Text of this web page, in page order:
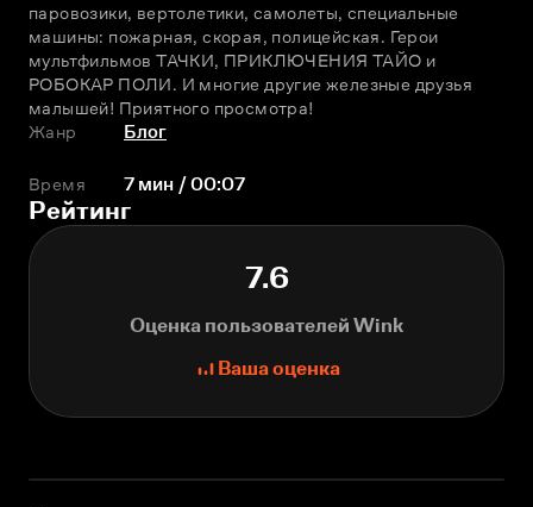
паровозики, вертолетики, самолеты, специальные
машины: пожарная, скорая, полицейская. Герои
мультфильмов ТАЧКИ, ПРИКЛЮЧЕНИЯ ТАЙО и
РОБОКАР ПОЛИ. И многие другие железные друзья
малышей! Приятного просмотра!
Жанр
Блог
Время 7 мин / 00:07
Рейтинг
7.6
Оценка пользователей Wink
Ваша оценка